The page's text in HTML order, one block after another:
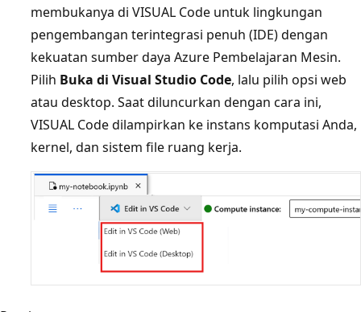
membukanya di VISUAL Code untuk lingkungan
pengembangan terintegrasi penuh (IDE) dengan
kekuatan sumber daya Azure Pembelajaran Mesin.
Pilih Buka di Visual Studio Code, lalu pilih opsi web
atau desktop. Saat diluncurkan dengan cara ini,
VISUAL Code dilampirkan ke instans komputasi Anda,
kernel, dan sistem file ruang kerja.